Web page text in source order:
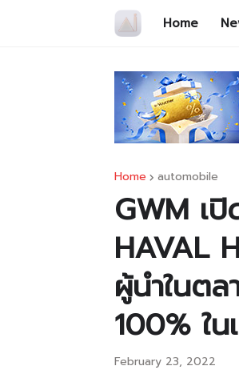
Home
Home automobile
GWM เ
HAVAL
ผู้นำในต
100% ใ
February 23, 2022